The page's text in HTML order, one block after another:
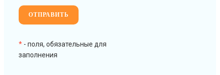
* - поля, обязательные для
заполнения